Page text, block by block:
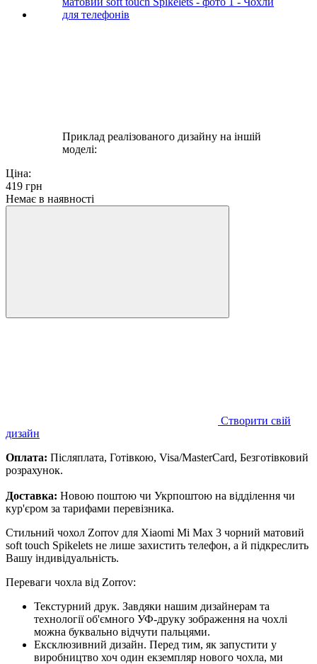
Приклад реалізованого дизайну на іншій
моделі:
Ціна:
419 грн
Немає в наявності
Створити свій
дизайн
Оплата: Післяплата, Готівкою, Visa/MasterCard, Безготівковий
розрахунок.
Доставка: Новою поштою чи Укрпоштою на відділення чи
кур'єром за тарифами перевізника.
Стильний чохол Zorrov для Xiaomi Mi Max 3 чорний матовий
soft touch Spikelets не лише захистить телефон, а й підкреслить
Вашу індивідуальність.
Переваги чохла від Zorrov:
Текстурний друк. Завдяки нашим дизайнерам та
технології об'ємного УФ-друку зображення на чохлі
можна буквально відчути пальцями.
Ексклюзивний дизайн. Перед тим, як запустити у
виробництво хоч один екземпляр нового чохла, ми